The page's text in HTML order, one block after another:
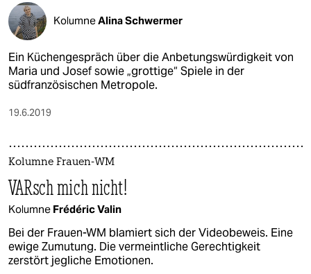
KolumneAlina Schwermer
Ein Küchengespräch über die Anbetungswürdigkeit von
Maria und Josef sowie „grottige“ Spiele in der
südfranzösischen Metropole.
19.6.2019
Kolumne Frauen-WM
VARsch mich nicht!
Kolumne Frédéric Valin
Bei der Frauen-WM blamiert sich der Videobeweis. Eine
ewige Zumutung. Die vermeintliche Gerechtigkeit
zerstört jegliche Emotionen.